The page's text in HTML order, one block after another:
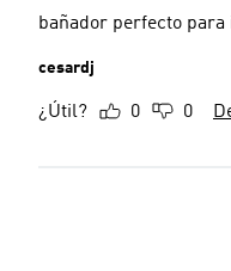
cesardj
¿Útil? 0 0